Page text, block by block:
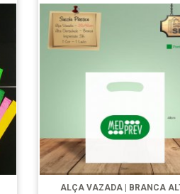
ALÇA VAZADA | BRANCA